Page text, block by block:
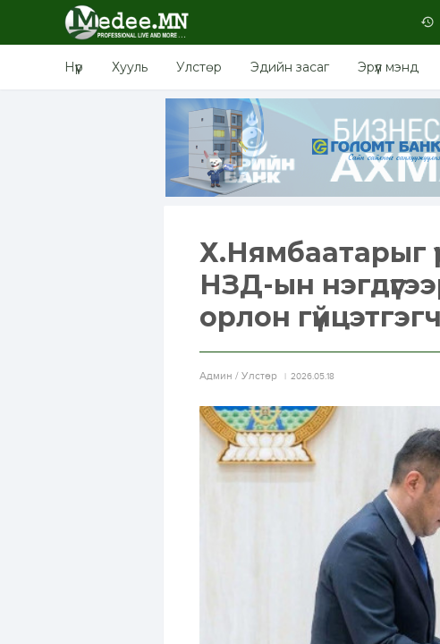
Нүүр Хууль Улстөр Эдийн засаг Эрүүл мэнд
Х.Нямбаатарыг
НЗД-ын
орлон
Aдмин / Улстөр 2026.05.18